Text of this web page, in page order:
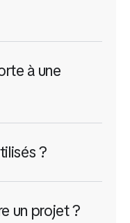
à une
?
un projet ?